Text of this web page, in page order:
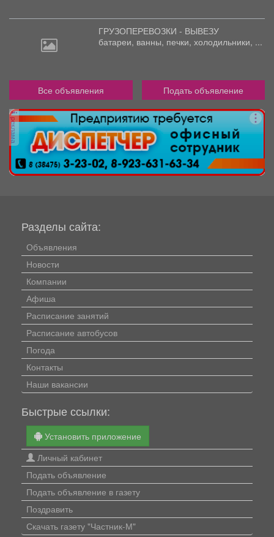
ГРУЗОПЕРЕВОЗКИ - ВЫВЕЗУ
батареи, ванны, печки, холодильники, ...
Все объявления Подать объявление
реклама
Разделы сайта:
Объявления
Новости
Компании
Афиша
Расписание занятий
Расписание автобусов
Погода
Контакты
Наши вакансии
Быстрые ссылки:
Установить приложение
Личный кабинет
Подать объявление
Подать объявление в газету
Поздравить
Скачать газету "Частник-М"